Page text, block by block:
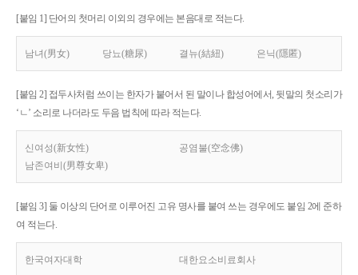
[붙임 1] 단어의 첫머리 이외의 경우에는 본음대로 적는다.
남녀(男女) 당뇨(糖尿) 결뉴(結紐) 은닉(隱匿)
[붙임 2] 접두사처럼 쓰이는 한자가 붙어서 된 말이나 합성어에서, 뒷말의 첫소리가
‘ㄴ’ 소리로 나더라도 두음 법칙에 따라 적는다.
신여성(新女性)
공염불(空念佛)
남존여비(男尊女卑)
[붙임 3] 둘 이상의 단어로 이루어진 고유 명사를 붙여 쓰는 경우에도 붙임 2에 준하
여 적는다.
한국여자대학 대한요소비료회사